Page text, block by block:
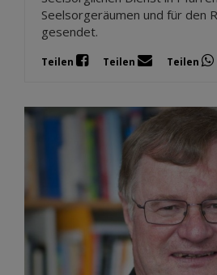
Seelsorgeräumen und für den
gesendet.
Teilen Teilen Teilen